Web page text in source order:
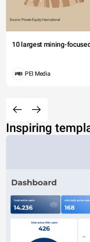
10 largest mining-
PEI Media
Inspiring